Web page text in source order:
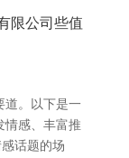
限公司些值
道。以下是一
情感、丰富推
话题的场